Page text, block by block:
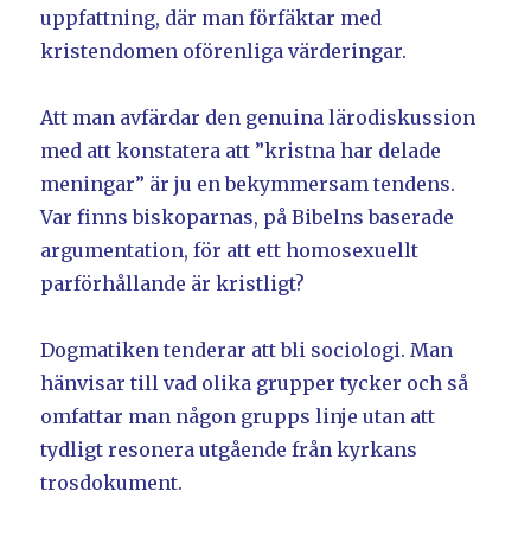
uppfattning, där man förfäktar med
kristendomen oförenliga värderingar.
Att man avfärdar den genuina lärodiskussion
med att konstatera att ”kristna har delade
meningar” är ju en bekymmersam tendens.
Var finns biskoparnas, på Bibelns baserade
argumentation, för att ett homosexuellt
parförhållande är kristligt?
Dogmatiken tenderar att bli sociologi. Man
hänvisar till vad olika grupper tycker och så
omfattar man någon grupps linje utan att
tydligt resonera utgående från kyrkans
trosdokument.